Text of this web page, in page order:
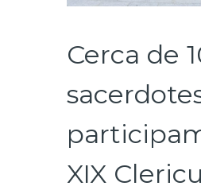
Cerca de
XIX